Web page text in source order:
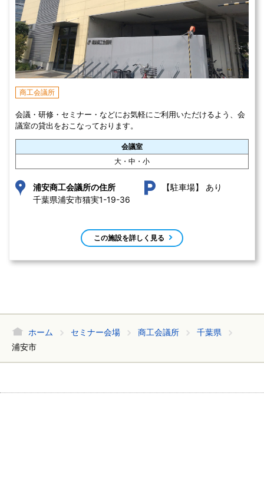
商工会議所
会議・研修・セミナー・などにお気軽にご利用いただけるよう、会
議室の貸出をおこなっております。
会議室
大・中・小
浦安商工会議所の住所
千葉県浦安市猫実1-19-36
【駐車場】 あり
この施設を詳しく見る
ホーム セミナー会場 商工会議所
千葉県
浦安市